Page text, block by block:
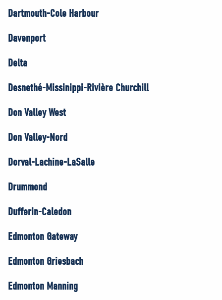
Dartmouth-Cole Harbour
Davenport
Delta
Desnethé-Missinippi-Rivière Churchill
Don Valley West
Don Valley-Nord
Dorval-Lachine-LaSalle
Drummond
Dufferin-Caledon
Edmonton Gateway
Edmonton Griesbach
Edmonton Manning